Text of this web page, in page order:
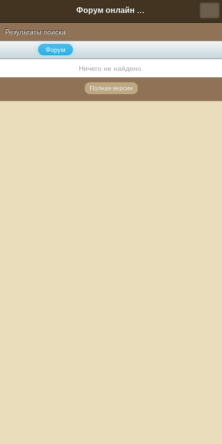
Форум онлайн игры "Новая Эра" (Нюра Биз)
Результаты поиска
Форум
Ничего не найдено.
Полная версия